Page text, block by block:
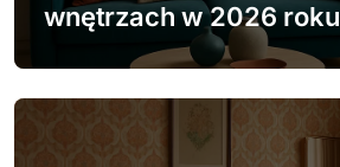
i
s
wnętrzach w 2026 roku